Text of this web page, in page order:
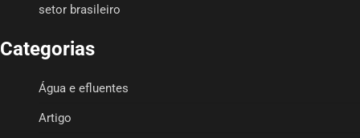
setor brasileiro
Categorias
Água e efluentes
Artigo